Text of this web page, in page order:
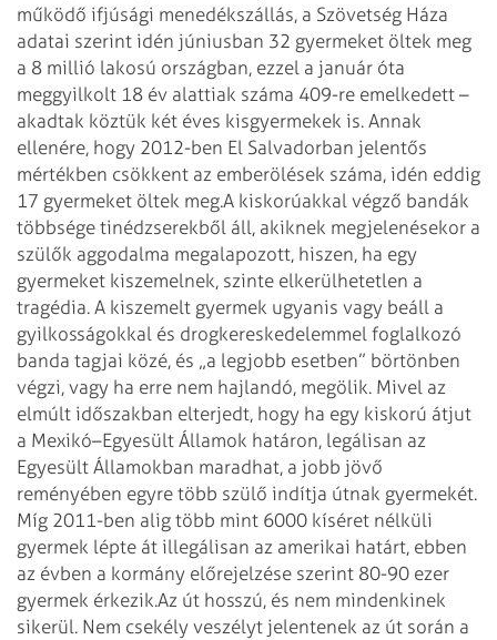
működő ifjúsági menedékszállás, a Szövetség Háza
adatai szerint idén júniusban 32 gyermeket öltek meg
a 8 millió lakosú országban, ezzel a január óta
meggyilkolt 18 év alattiak száma 409-re emelkedett –
akadtak köztük két éves kisgyermekek is. Annak
ellenére, hogy 2012-ben El Salvadorban jelentős
mértékben csökkent az emberölések száma, idén eddig
17 gyermeket öltek meg.A kiskorúakkal végző bandák
többsége tinédzserekből áll, akiknek megjelenésekor a
szülők aggodalma megalapozott, hiszen, ha egy
gyermeket kiszemelnek, szinte elkerülhetetlen a
tragédia. A kiszemelt gyermek ugyanis vagy beáll a
gyilkosságokkal és drogkereskedelemmel foglalkozó
banda tagjai közé, és „a legjobb esetben” börtönben
végzi, vagy ha erre nem hajlandó, megölik. Mivel az
elmúlt időszakban elterjedt, hogy ha egy kiskorú átjut
a Mexikó–Egyesült Államok határon, legálisan az
Egyesült Államokban maradhat, a jobb jövő
reményében egyre több szülő indítja útnak gyermekét.
Míg 2011-ben alig több mint 6000 kíséret nélküli
gyermek lépte át illegálisan az amerikai határt, ebben
az évben a kormány előrejelzése szerint 80-90 ezer
gyermek érkezik.Az út hosszú, és nem mindenkinek
sikerül. Nem csekély veszélyt jelentenek az út során a